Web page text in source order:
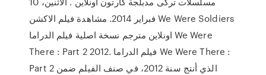
فبراير 2014. مشاهدة فيلم الاكشن We Were Soldiers
اونلاين مترجم نسخة اصلية فيلم الدراما We Were
There : Part 2 2012. فيلم الدراما We Were There :
Part 2 الذي أنتج سنة 2012، في صنف الفيلم ضمن